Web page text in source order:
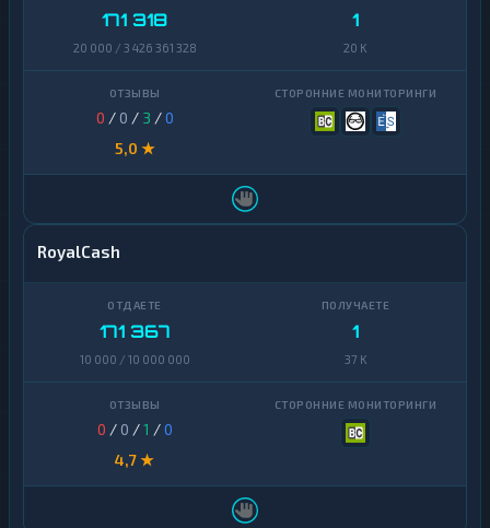
171 318
20 000 / 3 426 361 328
1
20 K
0 / 0 / 3 /0
5,0 ★
RoyalCash
171 367
10 000 / 10 000 000
1
37 K
0 / 0 /1 /0
4,7 ★